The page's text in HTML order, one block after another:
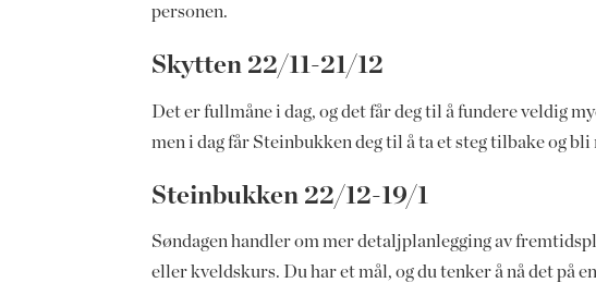
personen.
Skytten 22/11-21/12
Det er fullmåne i dag, og det får deg til å fundere veldig
men i dag får Steinbukken deg til å ta et steg tilbake og
Steinbukken 22/12-19/1
Søndagen handler om mer detaljplanlegging av
eller kveldskurs. Du har et mål, og du tenker å nå det på